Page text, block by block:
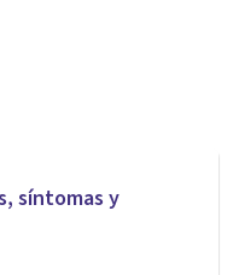
síntomas y